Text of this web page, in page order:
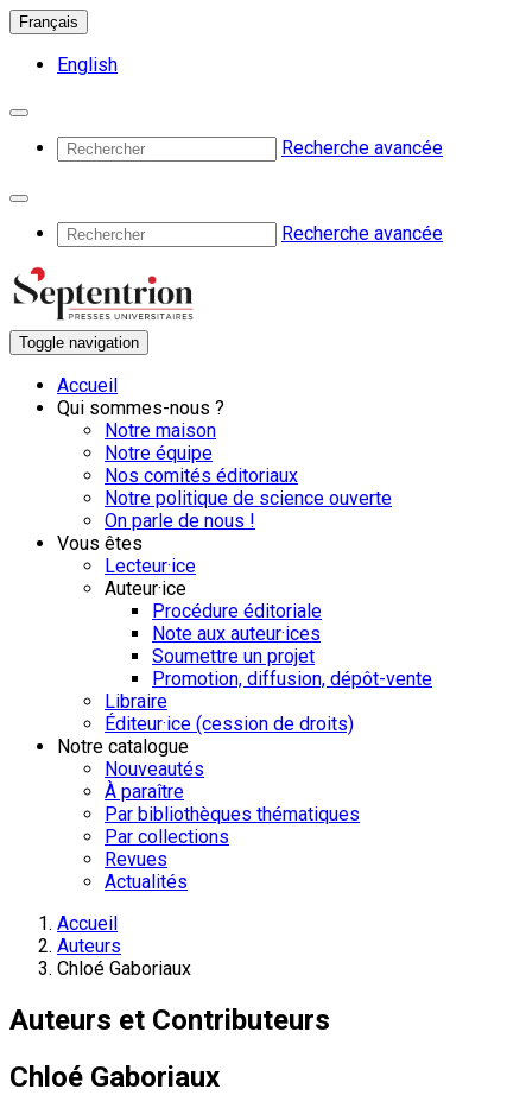
Français
English
Recherche avancée
Recherche avancée
Toggle navigation
Accueil
Qui sommes-nous ?
Notre maison
Notre équipe
Nos comités éditoriaux
Notre politique de science ouverte
On parle de nous !
Vous êtes
Lecteur·ice
Auteur·ice
Procédure éditoriale
Note aux auteur·ices
Soumettre un projet
Promotion, diffusion, dépôt-vente
Libraire
Éditeur·ice (cession de droits)
Notre catalogue
Nouveautés
À paraître
Par bibliothèques thématiques
Par collections
Revues
Actualités
Accueil
Auteurs
Chloé Gaboriaux
Auteurs et Contributeurs
Chloé Gaboriaux